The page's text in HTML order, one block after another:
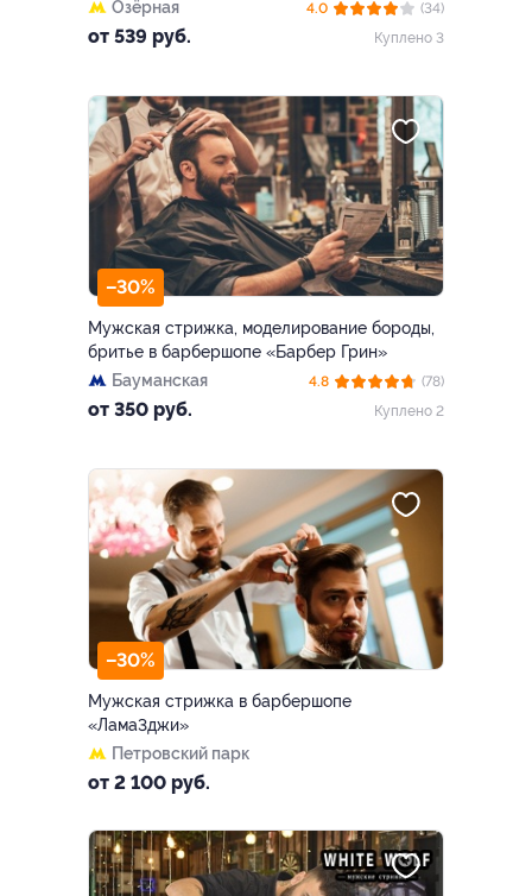
Озёрная
от 539 руб.
4.0
(34)
Куплено 3
–30%
Мужская стрижка, моделирование бороды,
бритье в барбершопе «Барбер Грин»
Бауманская
от 350 руб.
4.8
(78)
Куплено 2
–30%
Мужская стрижка в барбершопе
«Лама3джи»
Петровский парк
от 2 100 руб.